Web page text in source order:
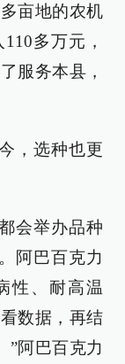
亩地的农机
多万元，
服务本县，
，选种也更
会举办品种
阿巴百克力
性、耐高温
数据，再结
”阿巴百克力